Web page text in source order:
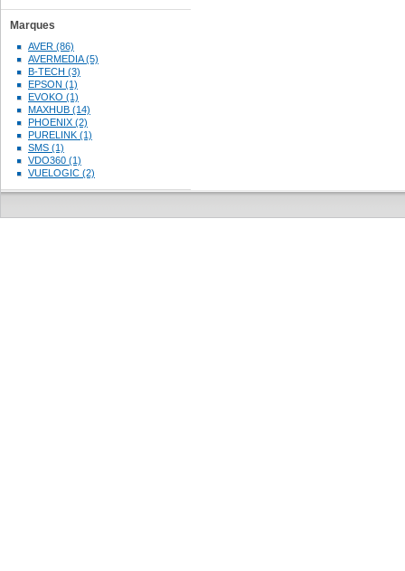
Marques
AVER (86)
AVERMEDIA (5)
B-TECH (3)
EPSON (1)
EVOKO (1)
MAXHUB (14)
PHOENIX (2)
PURELINK (1)
SMS (1)
VDO360 (1)
VUELOGIC (2)